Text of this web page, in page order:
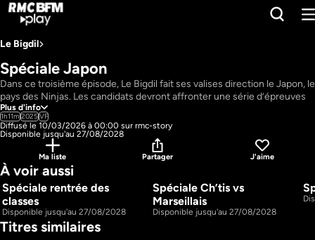
Le Bigdil
Spéciale Japon
Dans ce troisième épisode, Le Bigdil fait ses valises direction le Japon, le
pays des Ninjas. Les candidats devront affronter une série d’épreuves
pour tenter de remporter de l’argent et des cadeaux… et peut-être
repartir au volant de la mythique voiture !
Pays : France
Présentateur :
Plus d'info
1h11m2025VF
Diffusé le 10/03/2026 à 00:00 sur rmc-story
Disponible jusqu'au 27/08/2028
Ma liste Partager J'aime
À voir aussi
Spéciale rentrée des
classes
Disponible jusqu'au 27/08/2028
Spéciale Ch’tis vs
Marseillais
Disponible jusqu'au 27/08/2028
Titres similaires